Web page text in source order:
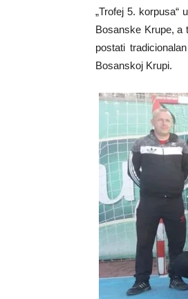
„Trofej 5. korpusa“
Bosanske Krupe, a
postati
Bosanskoj Krupi.